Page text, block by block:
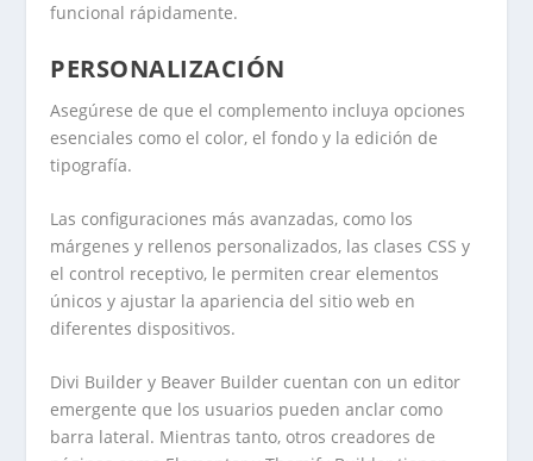
funcional rápidamente.
PERSONALIZACIÓN
Asegúrese de que el complemento incluya opciones
esenciales como el color, el fondo y la edición de
tipografía.
Las configuraciones más avanzadas, como los
márgenes y rellenos personalizados, las clases CSS y
el control receptivo, le permiten crear elementos
únicos y ajustar la apariencia del sitio web en
diferentes dispositivos.
Divi Builder y Beaver Builder cuentan con un editor
emergente que los usuarios pueden anclar como
barra lateral. Mientras tanto, otros creadores de